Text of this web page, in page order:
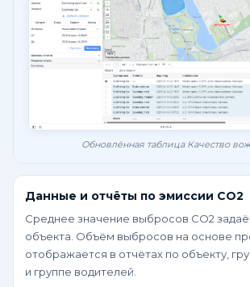
Обновлённая таблица Качество
Данные и отчёты по эмиссии CO2
Среднее значение выбросов CO2
объекта. Объём выбросов на основе
отображается в отчётах по объекту,
и группе водителей.